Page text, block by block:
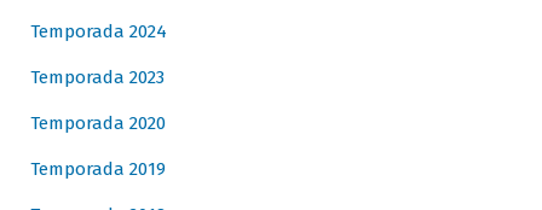
Temporada 2024
Temporada 2023
Temporada 2020
Temporada 2019